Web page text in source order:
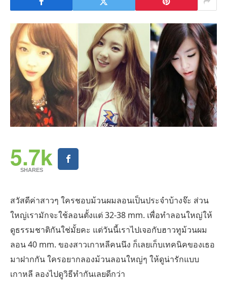
5.7k
SHARES
สวัสดีค่าสาวๆ ใครชอบม้วนผมลอนเป็นประจำบ้างจ๊ะ ส่วน
ใหญ่เรามักจะใช้ลอนตั้งแต่ 32-38 mm. เพื่อทำลอนใหญ่ให้
ดูธรรมชาติกันใช่มั้ยคะ แต่วันนี้เราไปเจอกับฮาวทูม้วนผม
ลอน 40 mm. ของสาวเกาหลีคนนึง ก็เลยเก็บเทคนิคของเธอ
มาฝากกัน ใครอยากลองม้วนลอนใหญ่ๆ ให้ดูน่ารักแบบ
เกาหลี ลองไปดูวิธีทำกันเลยดีกว่า